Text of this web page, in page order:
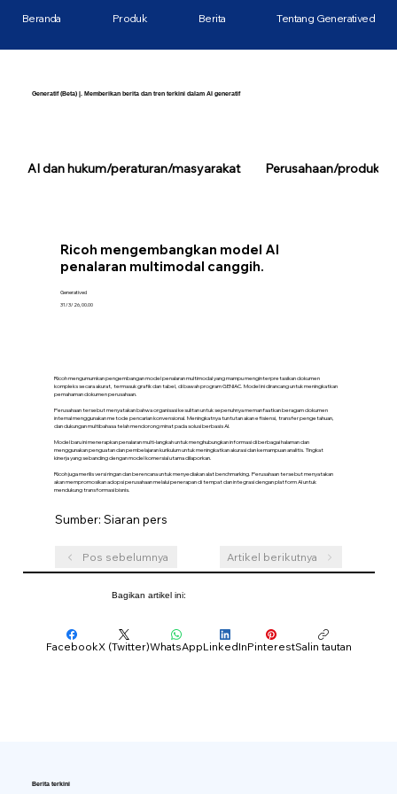
Generatif (Beta) |. Memberikan berita dan tren terkini dalam AI generatif
Ricoh mengembangkan model AI
penalaran multimodal canggih.
Generatived
31/3/26, 00.00
Ricoh mengumumkan pengembangan model penalaran multimodal yang mampu menginterpretasikan dokumen
kompleks secara akurat, termasuk grafik dan tabel, di bawah program GENIAC. Model ini dirancang untuk meningkatkan
pemahaman dokumen perusahaan.
Perusahaan tersebut menyatakan bahwa organisasi kesulitan untuk sepenuhnya memanfaatkan beragam dokumen
internal menggunakan metode pencarian konvensional. Meningkatnya tuntutan akan efisiensi, transfer pengetahuan,
dan dukungan multibahasa telah mendorong minat pada solusi berbasis AI.
Model baru ini menerapkan penalaran multi-langkah untuk menghubungkan informasi di berbagai halaman dan
menggunakan penguatan dan pembelajaran kurikulum untuk meningkatkan akurasi dan kemampuan analitis. Tingkat
kinerja yang sebanding dengan model komersial utama dilaporkan.
Ricoh juga merilis versi ringan dan berencana untuk menyediakan alat benchmarking. Perusahaan tersebut menyatakan
akan mempromosikan adopsi perusahaan melalui penerapan di tempat dan integrasi dengan platform AI untuk
mendukung transformasi bisnis.
Sumber: Siaran pers
Pos sebelumnya Artikel berikutnya
Beranda Produk Berita Tentang Generatived
Bagikan artikel ini:
FacebookX (Twitter)WhatsAppLinkedInPinterestSalin tautan
AI dan hukum/peraturan/masyarakat Perusahaan/produk/
Berita terkini